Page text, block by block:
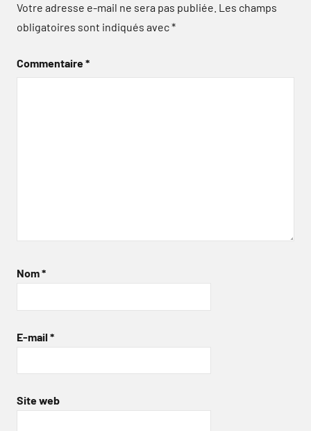
Votre adresse e-mail ne sera pas publiée. Les champs
obligatoires sont indiqués avec*
Commentaire*
Nom*
E-mail *
Site web